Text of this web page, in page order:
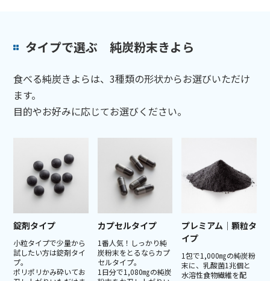
タイプで選ぶ 純炭粉末きよら
食べる純炭きよらは、3種類の形状からお選びいただけ
ます。
目的やお好みに応じてお選びください。
錠剤タイプ
小粒タイプで少量から
試したい方は錠剤タイ
プ。
ポリポリかみ砕いてお
カプセルタイプ
1番人気！しっかり純
炭粉末をとるならカプ
セルタイプ。
1日分で1,080㎎の純炭
プレミアム│顆粒タ
イプ
1包で1,000㎎の純炭粉
末に、乳酸菌1兆個と
水溶性食物繊維を配